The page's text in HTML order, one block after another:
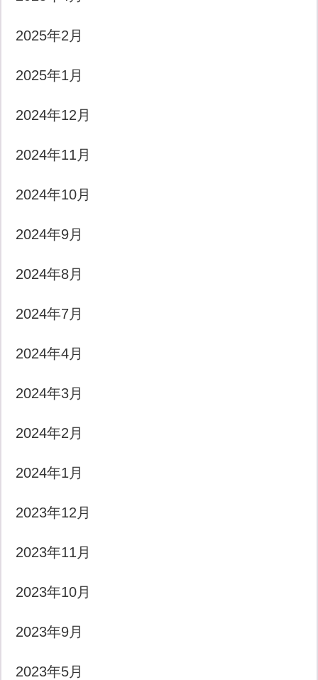
2025年2月
2025年1月
2024年12月
2024年11月
2024年10月
2024年9月
2024年8月
2024年7月
2024年4月
2024年3月
2024年2月
2024年1月
2023年12月
2023年11月
2023年10月
2023年9月
2023年5月